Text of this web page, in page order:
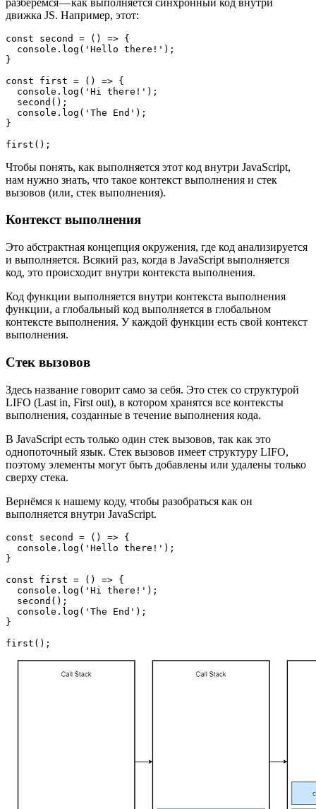
движка JS. Например, этот:
const second = () => {
  console.log('Hello there!');
}
const first = () => {
  console.log('Hi there!');
  second();
  console.log('The End');
}
first();
Чтобы понять, как выполняется этот код внутри JavaScript,
нам нужно знать, что такое контекст выполнения и стек
вызовов (или, стек выполнения).
Контекст выполнения
Это абстрактная концепция окружения, где код анализируется
и выполняется. Всякий раз, когда в JavaScript выполняется
код, это происходит внутри контекста выполнения.
Код функции выполняется внутри контекста выполнения
функции, а глобальный код выполняется в глобальном
контексте выполнения. У каждой функции есть свой контекст
выполнения.
Стек вызовов
Здесь название говорит само за себя. Это стек со структурой
LIFO (Last in, First out), в котором хранятся все контексты
выполнения, созданные в течение выполнения кода.
В JavaScript есть только один стек вызовов, так как это
однопоточный язык. Стек вызовов имеет структуру LIFO,
поэтому элементы могут быть добавлены или удалены только
сверху стека.
Вернёмся к нашему коду, чтобы разобраться как он
выполняется внутри JavaScript.
const second = () => {
  console.log('Hello there!');
}
const first = () => {
  console.log('Hi there!');
  second();
  console.log('The End');
}
first();